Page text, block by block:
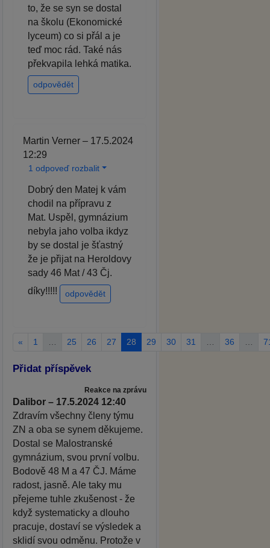
to, že se syn se dostal
na školu (Ekonomické
lyceum) co si přál a je
teď moc rád. Také nás
překvapila lehká matika.
odpovědět
Martin Verner – 17.5.2024
12:29
1 odpoveď rozbalit
Dobrý den Matej k vám
chodil na přípravu z
Mat. Uspěl, gymnázium
nebyla jaho volba ikdyz
by se dostal je šťastný
že je přijat na Heroldovy
sady 46 Mat / 43 Čj.
díky!!!!!
odpovědět
« 1 25 26 27 28 29 30 31 36
Přidat příspěvek
Reakce na zprávu
Dalibor – 17.5.2024 12:40
Zdravím všechny členy týmu
ZN a oba se synem děkujeme.
Dostal se Malostranské
gymnázium, svou první volbu.
Bodově 48 M a 47 ČJ. Máme
radost, jasně. Ale taky mu
přejeme tuhle zkušenost - že
když systematicky a dlouho
pracuje, dostaví se výsledek a
sklidí svou odměnu. Protože v